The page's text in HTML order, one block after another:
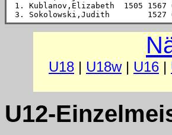
1. Kublanov,Elizabeth  1505
3. Sokolowski,Judith        1527
U18 | U18w| U16 |
U12-